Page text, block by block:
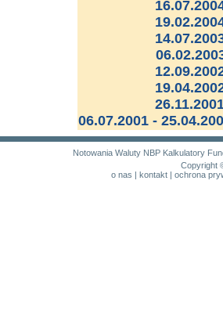
06.07.2001 -
Notowania Waluty NBP Kalkulatory
Copyright
o nas | kontakt| ochrona